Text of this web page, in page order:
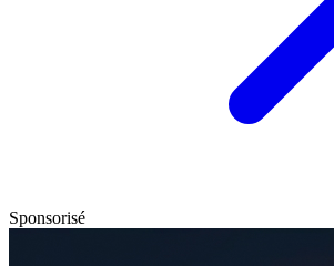
Sponsorisé